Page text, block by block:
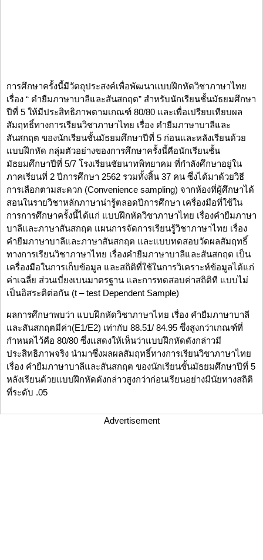
การศึกษาครั้งนี้มีวัตถุประสงค์เพื่อพัฒนาแบบฝึกหัดวิชาภาษาไทย
เรื่อง “ คำยืมภาษาบาลีและสันสกฤต” สำหรับนักเรียนชั้นมัธยมศึกษา
ปีที่ 5 ให้มีประสิทธิภาพตามเกณฑ์ 80/80 และเพื่อเปรียบเทียบผล
สัมฤทธิ์ทางการเรียนวิชาภาษาไทย เรื่อง คำยืมภาษาบาลีและ
สันสกฤต ของนักเรียนชั้นมัธยมศึกษาปีที่ 5 ก่อนและหลังเรียนด้วย
แบบฝึกหัด กลุ่มตัวอย่างของการศึกษาครั้งนี้คือนักเรียนชั้น
มัธยมศึกษาปีที่ 5/7 โรงเรียนชัยนาทพิทยาคม ที่กำลังศึกษาอยู่ใน
ภาคเรียนที่ 2 ปีการศึกษา 2562 รวมทั้งสิ้น 37 คน ซึ่งได้มาด้วยวิธี
การเลือกตามสะดวก (Convenience sampling) จากห้องที่ผู้ศึกษาได้
สอนในรายวิชาหลักภาษาน่ารู้ตลอดปีการศึกษา เครื่องมือที่ใช้ใน
การการศึกษาครั้งนี้ได้แก่ แบบฝึกหัดวิชาภาษาไทย เรื่องคำยืมภาษา
บาลีและภาษาสันสกฤต แผนการจัดการเรียนรู้วิชาภาษาไทย เรื่อง
คำยืมภาษาบาลีและภาษาสันสกฤต และแบบทดสอบวัดผลสัมฤทธิ์
ทางการเรียนวิชาภาษาไทย เรื่องคำยืมภาษาบาลีและสันสกฤต เป็น
เครื่องมือในการเก็บข้อมูล และสถิติที่ใช้ในการวิเคราะห์ข้อมูลได้แก่
ค่าเฉลี่ย ส่วนเบี่ยงเบนมาตรฐาน และการทดสอบค่าสถิติที แบบไม่
เป็นอิสระติต่อกัน (t – test Dependent Sample)
ผลการศึกษาพบว่า แบบฝึกหัดวิชาภาษาไทย เรื่อง คำยืมภาษาบาลี
และสันสกฤตมีค่า(E1/E2) เท่ากับ 88.51/ 84.95 ซึ่งสูงกว่าเกณฑ์ที่
กำหนดไว้คือ 80/80 ซึ่งแสดงให้เห็นว่าแบบฝึกหัดดังกล่าวมี
ประสิทธิภาพจริง นำมาซึ่งผลผลสัมฤทธิ์ทางการเรียนวิชาภาษาไทย
เรื่อง คำยืมภาษาบาลีและสันสกฤต ของนักเรียนชั้นมัธยมศึกษาปีที่ 5
หลังเรียนด้วยแบบฝึกหัดดังกล่าวสูงกว่าก่อนเรียนอย่างมีนัยทางสถิติ
ที่ระดับ .05
Advertisement